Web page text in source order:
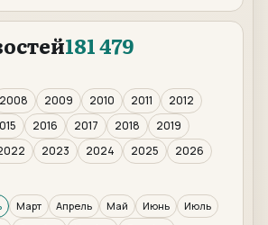
181 479
2008 2009 2010 2011
2012
2016 2017 2018
2019
2023 2024 2025
2026
Март Апрель Май Июнь
Июль